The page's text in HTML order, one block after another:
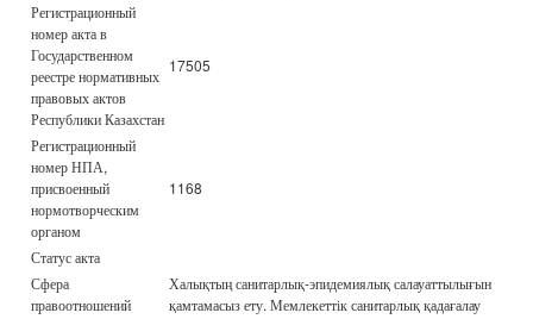
Регистрационный
номер акта в
Государственном
реестре нормативных
правовых актов
Республики Казахстан
17505
Регистрационный
номер НПА,
присвоенный
нормотворческим
органом
1168
Статус акта
Сфера
правоотношений
Халықтың санитарлық-эпидемиялық салауаттылығын
қамтамасыз ету. Мемлекеттік санитарлық қадағалау